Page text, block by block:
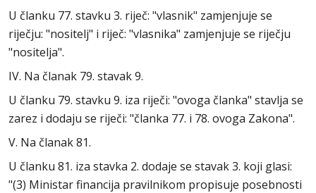
U članku 77. stavku 3. riječ: "vlasnik" zamjenjuje se
riječju: "nositelj" i riječ: "vlasnika" zamjenjuje se riječju
"nositelja".
IV. Na članak 79. stavak 9.
U članku 79. stavku 9. iza riječi: "ovoga članka" stavlja se
zarez i dodaju se riječi: "članka 77. i 78. ovoga Zakona".
V. Na članak 81.
U članku 81. iza stavka 2. dodaje se stavak 3. koji glasi:
"(3) Ministar financija pravilnikom propisuje posebnosti